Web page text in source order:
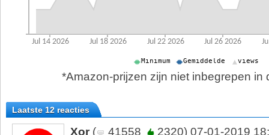
*Amazon-prijzen zijn niet inbegrepen in
Laatste 12 reacties
Xor ( 41558 2320) 07-01-2019